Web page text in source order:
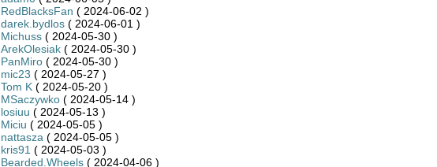
RedBlacksFan ( 2024-06-02 )
darek.bydlos( 2024-06-01 )
Michuss( 2024-05-30 )
ArekOlesiak( 2024-05-30 )
PanMiro( 2024-05-30 )
mic23 ( 2024-05-27 )
Tom K( 2024-05-20 )
MSaczywko( 2024-05-14 )
losiuu ( 2024-05-13 )
Miciu ( 2024-05-05 )
nattasza ( 2024-05-05 )
kris91 ( 2024-05-03 )
Bearded.Wheels( 2024-04-06 )